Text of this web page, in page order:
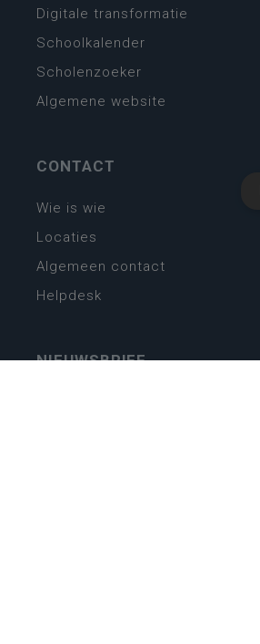
Digitale transformatie
Schoolkalender
Scholenzoeker
Algemene website
CONTACT
Wie is wie
Locaties
Algemeen contact
Helpdesk
NIEUWSBRIEF